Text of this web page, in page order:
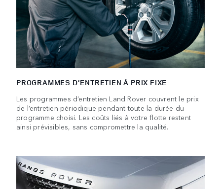
PROGRAMMES D’ENTRETIEN À PRIX FIXE
Les programmes d’entretien Land Rover couvrent le prix
de l’entretien périodique pendant toute la durée du
programme choisi. Les coûts liés à votre flotte restent
ainsi prévisibles, sans compromettre la qualité.